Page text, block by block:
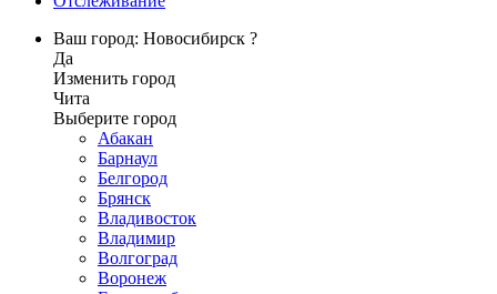
Ваш город: Новосибирск ?
Да
Изменить город
Чита
Выберите город
Абакан
Барнаул
Белгород
Брянск
Владивосток
Владимир
Волгоград
Воронеж